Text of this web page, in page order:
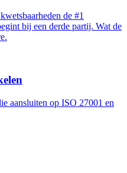
de #1
bij een derde partij. Wat de
aansluiten op ISO 27001 en